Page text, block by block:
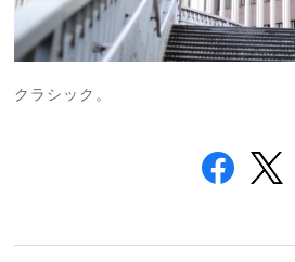
クラシック。